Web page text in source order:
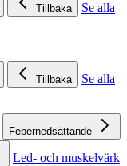
Tillbaka
Se alla
Tillbaka
Se alla
Febernedsättande
Led- och muskelvärk